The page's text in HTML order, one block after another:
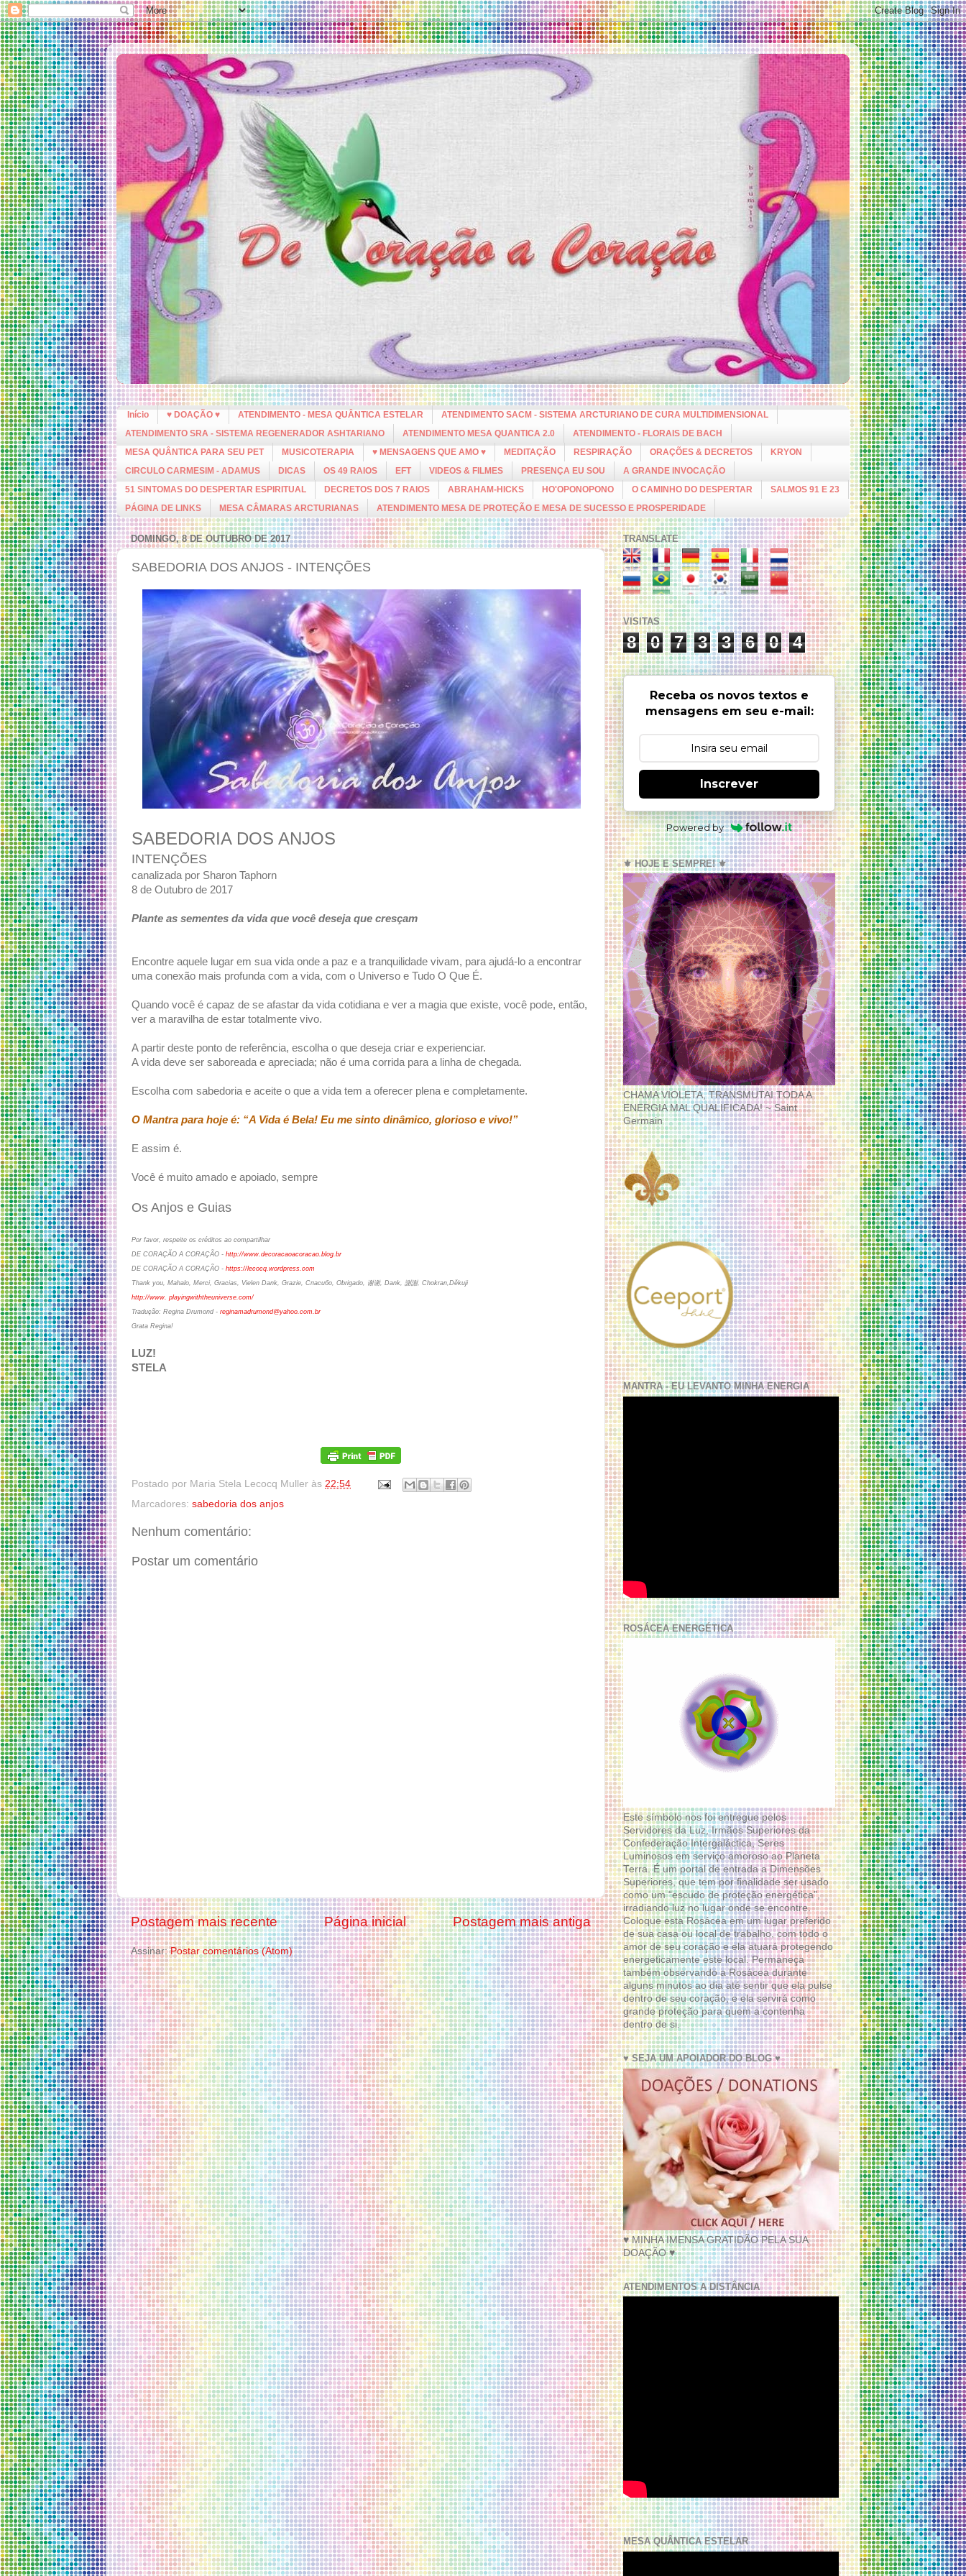
Início ♥ DOAÇÃO ♥ ATENDIMENTO - MESA QUÂNTICA ESTELAR
ATENDIMENTO SACM - SISTEMA ARCTURIANO DE CURA MULTIDIMENSIONAL
ATENDIMENTO SRA - SISTEMA REGENERADOR ASHTARIANO
ATENDIMENTO MESA QUANTICA 2.0
ATENDIMENTO - FLORAIS DE BACH
MESA QUÂNTICA PARA SEU PET
MUSICOTERAPIA ♥ MENSAGENS QUE AMO ♥ MEDITAÇÃO RESPIRAÇÃO ORAÇÕES & DECRETOS
KRYON
CIRCULO CARMESIM - ADAMUS
DICAS OS 49 RAIOS EFT VIDEOS & FILMES PRESENÇA EU SOU
A GRANDE INVOCAÇÃO
51 SINTOMAS DO DESPERTAR ESPIRITUAL
DECRETOS DOS 7 RAIOS ABRAHAM-HICKS HO'OPONOPONO O CAMINHO DO DESPERTAR
SALMOS 91 E 23
PÁGINA DE LINKS
MESA CÂMARAS ARCTURIANAS ATENDIMENTO MESA DE PROTEÇÃO E MESA DE SUCESSO E PROSPERIDADE
DOMINGO, 8 DE OUTUBRO DE 2017
SABEDORIA DOS ANJOS - INTENÇÕES
SABEDORIA DOS ANJOS
INTENÇÕES
canalizada por Sharon Taphorn
8 de Outubro de 2017
Plante as sementes da vida que você deseja que cresçam
Encontre aquele lugar em sua vida onde a paz e a tranquilidade vivam, para ajudá-lo a encontrar
uma conexão mais profunda com a vida, com o Universo e Tudo O Que É.
Quando você é capaz de se afastar da vida cotidiana e ver a magia que existe, você pode, então,
ver a maravilha de estar totalmente vivo.
A partir deste ponto de referência, escolha o que deseja criar e experienciar.
A vida deve ser saboreada e apreciada; não é uma corrida para a linha de chegada.
Escolha com sabedoria e aceite o que a vida tem a oferecer plena e completamente.
O Mantra para hoje é: “A Vida é Bela! Eu me sinto dinâmico, glorioso e vivo!”
E assim é.
Você é muito amado e apoiado, sempre
Os Anjos e Guias
Por favor, respeite os créditos ao compartilhar
DE CORAÇÃO A CORAÇÃO - http://www.decoracaoacoracao.blog.br
DE CORAÇÃO A CORAÇÃO - https://lecocq.wordpress.com
Thank you, Mahalo, Merci, Gracias, Vielen Dank, Grazie, Спасибо, Obrigado, 谢谢, Dank, 謝謝, Chokran,Děkuji
http://www. playingwiththeuniverse.com/
Tradução: Regina Drumond - reginamadrumond@yahoo.com.br
Grata Regina!
LUZ!
STELA
Postado por Maria Stela Lecocq Muller às 22:54
Marcadores: sabedoria dos anjos
Nenhum comentário:
Postar um comentário
Postagem mais recente Postagem mais antiga
Página inicial
Assinar:Postar comentários (Atom)
TRANSLATE
VISITAS
8 0 7 3 3 6 0 4
Receba os novos textos e
mensagens em seu e-mail:
Inscrever
Powered by
⚜️ HOJE E SEMPRE! ⚜️
CHAMA VIOLETA, TRANSMUTAI TODA A
ENERGIA MAL QUALIFICADA! ~ Saint
Germain
MANTRA - EU LEVANTO MINHA ENERGIA
ROSÁCEA ENERGÉTICA
Este símbolo nos foi entregue pelos
Servidores da Luz, Irmãos Superiores da
Confederação Intergaláctica, Seres
Luminosos em serviço amoroso ao Planeta
Terra. É um portal de entrada a Dimensões
Superiores, que tem por finalidade ser usado
como um “escudo de proteção energética”,
irradiando luz no lugar onde se encontre.
Coloque esta Rosácea em um lugar preferido
de sua casa ou local de trabalho, com todo o
amor de seu coração e ela atuará protegendo
energeticamente este local. Permaneça
também observando a Rosácea durante
alguns minutos ao dia até sentir que ela pulse
dentro de seu coração, e ela servirá como
grande proteção para quem a contenha
dentro de si.
♥ SEJA UM APOIADOR DO BLOG ♥
♥ MINHA IMENSA GRATIDÃO PELA SUA
DOAÇÃO ♥
ATENDIMENTOS A DISTÂNCIA
MESA QUÂNTICA ESTELAR